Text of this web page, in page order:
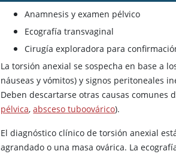
Anamnesis y examen pélvico
Ecografía transvaginal
Cirugía exploradora para
La torsión anexial se sospecha en base a
náuseas y vómitos) y signos peritoneales
Deben descartarse otras causas comunes
pélvica,absceso tuboovárico).
El diagnóstico clínico de torsión anexial
agrandado o una masa ovárica. La